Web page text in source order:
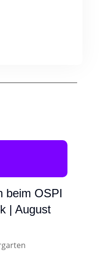
beim OSPI
| August